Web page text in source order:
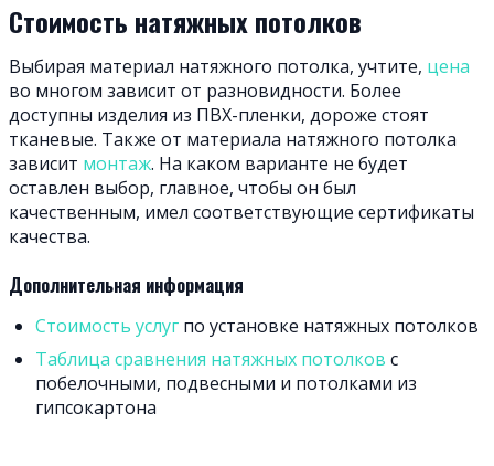
Стоимость натяжных потолков
Выбирая материал натяжного потолка, учтите, цена
во многом зависит от разновидности. Более
доступны изделия из ПВХ-пленки, дороже стоят
тканевые. Также от материала натяжного потолка
зависит монтаж. На каком варианте не будет
оставлен выбор, главное, чтобы он был
качественным, имел соответствующие сертификаты
качества.
Дополнительная информация
Стоимость услуг по установке натяжных потолков
Таблица сравнения натяжных потолков с
побелочными, подвесными и потолками из
гипсокартона